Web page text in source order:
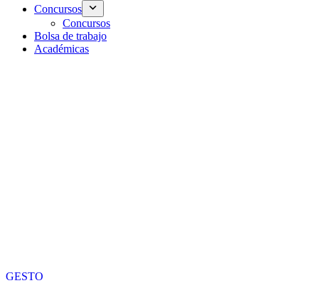
Concursos
Concursos
Bolsa de trabajo
Académicas
GESTO